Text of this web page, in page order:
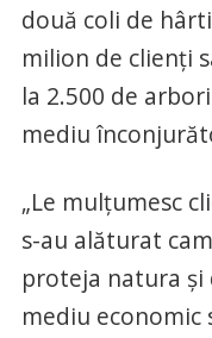
două coli de
milion de clienţi
la 2.500 de
mediu
„Le mulţumesc
s-au alăturat
proteja natura şi
mediu economic